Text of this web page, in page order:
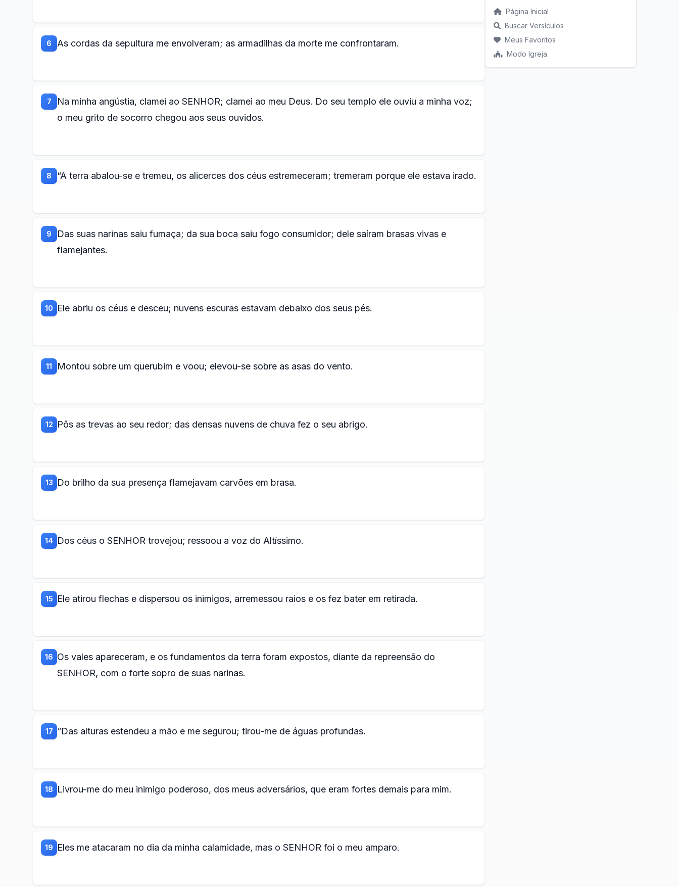
6 As cordas da sepultura me envolveram; as armadilhas da morte me confrontaram.
7
Na minha angústia, clamei ao SENHOR; clamei ao meu Deus. Do seu templo ele ouviu a minha voz;
o meu grito de socorro chegou aos seus ouvidos.
8 “A terra abalou-se e tremeu, os alicerces dos céus estremeceram; tremeram porque ele estava irado.
9
Das suas narinas saiu fumaça; da sua boca saiu fogo consumidor; dele saíram brasas vivas e
flamejantes.
10 Ele abriu os céus e desceu; nuvens escuras estavam debaixo dos seus pés.
11 Montou sobre um querubim e voou; elevou-se sobre as asas do vento.
12 Pôs as trevas ao seu redor; das densas nuvens de chuva fez o seu abrigo.
13 Do brilho da sua presença flamejavam carvões em brasa.
14 Dos céus o SENHOR trovejou; ressoou a voz do Altíssimo.
15 Ele atirou flechas e dispersou os inimigos, arremessou raios e os fez bater em retirada.
16 Os vales apareceram, e os fundamentos da terra foram expostos, diante da repreensão do
SENHOR, com o forte sopro de suas narinas.
17 “Das alturas estendeu a mão e me segurou; tirou-me de águas profundas.
18 Livrou-me do meu inimigo poderoso, dos meus adversários, que eram fortes demais para mim.
19 Eles me atacaram no dia da minha calamidade, mas o SENHOR foi o meu amparo.
Página Inicial
Buscar Versículos
Meus Favoritos
Modo Igreja